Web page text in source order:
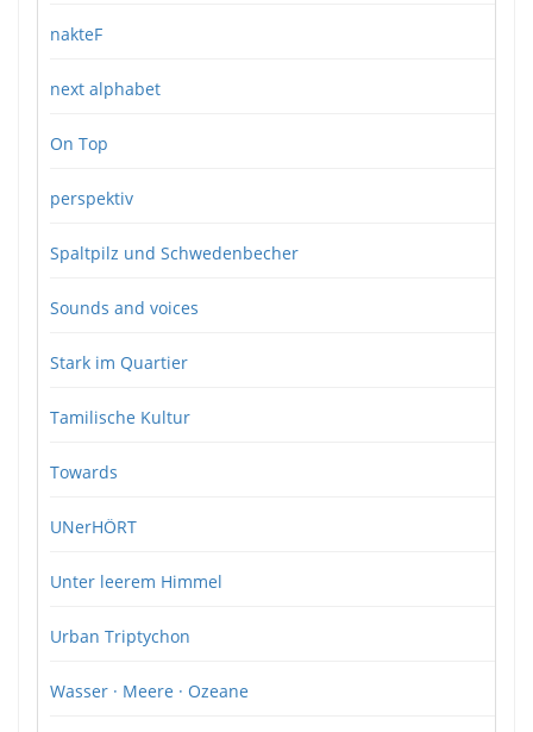
nakteF
next alphabet
On Top
perspektiv
Spaltpilz und Schwedenbecher
Sounds and voices
Stark im Quartier
Tamilische Kultur
Towards
UNerHÖRT
Unter leerem Himmel
Urban Triptychon
Wasser · Meere · Ozeane